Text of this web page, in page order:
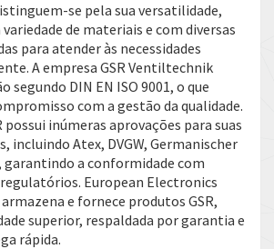
se pela sua versatilidade,
de materiais e com diversas
para atender às necessidades
A empresa GSR Ventiltechnik
segundo DIN EN ISO 9001, o que
com a gestão da qualidade.
possui inúmeras aprovações para suas
incluindo Atex, DVGW, Germanischer
garantindo a conformidade com
European Electronics
e fornece produtos GSR,
superior, respaldada por garantia e
rápida.